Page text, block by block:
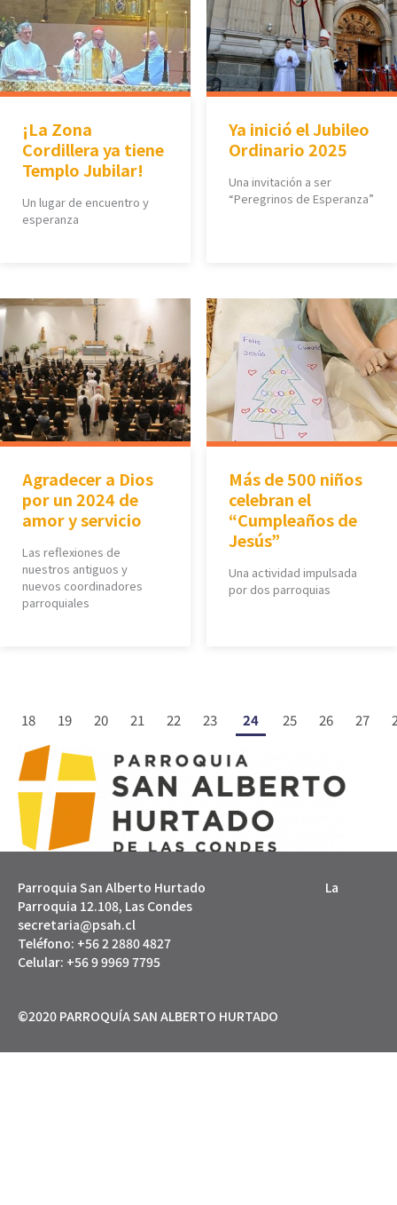
¡La Zona
Cordillera ya tiene
Templo Jubilar!
Un lugar de encuentro y
esperanza
Ya inició el Jubileo
Ordinario 2025
Una invitación a ser
“Peregrinos de Esperanza”
Agradecer a Dios
por un 2024 de
amor y servicio
Las reflexiones de
nuestros antiguos y
nuevos coordinadores
parroquiales
Más de 500 niños
celebran el
“Cumpleaños de
Jesús”
Una actividad impulsada
por dos parroquias
18 19 20 21 22 23 24 25 26 27
Parroquia San Alberto Hurtado La
Parroquia 12.108, Las Condes
secretaria@psah.cl
Teléfono: +56 2 2880 4827
Celular: +56 9 9969 7795
©2020 PARROQUÍA SAN ALBERTO HURTADO